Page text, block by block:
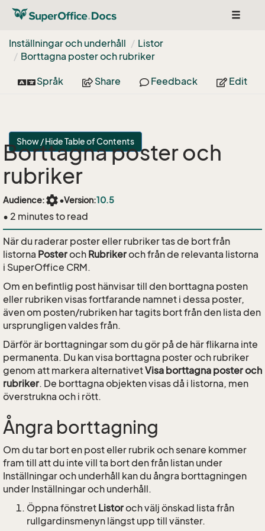
Toggle
Inställningar och underhåll
Listor
Borttagna poster och rubriker
Språk Share Feedback Edit
Show / Hide Table of Contents
Borttagna poster och
rubriker
Audience:settings•Version:10.5
• 2 minutes to read
När du raderar poster eller rubriker tas de bort från
listorna Posteroch Rubrikeroch från de relevanta listorna
i SuperOffice CRM.
Om en befintlig post hänvisar till den borttagna posten
eller rubriken visas fortfarande namnet i dessa poster,
även om posten/rubriken har tagits bort från den lista den
ursprungligen valdes från.
Därför är borttagningar som du gör på de här flikarna inte
permanenta. Du kan visa borttagna poster och rubriker
genom att markera alternativetVisa borttagna posteroch
rubriker. De borttagna objekten visas då i listorna, men
överstrukna och i rött.
Ångra borttagning
Om du tar bort en post eller rubrik och senare kommer
fram till att du inte vill ta bort den från listan under
Inställningar och underhåll kan du ångra borttagningen
under Inställningar och underhåll.
Öppna fönstret Listoroch välj önskad lista från
rullgardinsmenyn längst upp till vänster.